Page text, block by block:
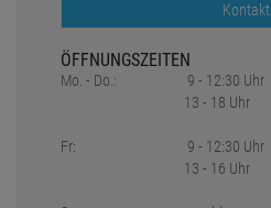
Kontakt
ÖFFNUNGSZEITEN
Mo. - Do.:
Fr:
9 - 12:30 Uhr
13 - 18 Uhr
9 - 12:30 Uhr
13 - 16 Uhr